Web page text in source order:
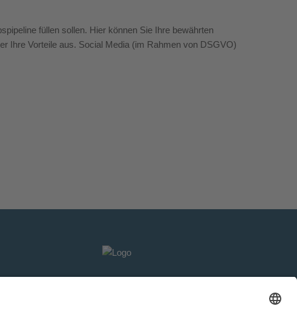
füllen sollen. Hier können Sie Ihre bewährten
Ihre Vorteile aus. Social Media (im Rahmen von DSGVO)